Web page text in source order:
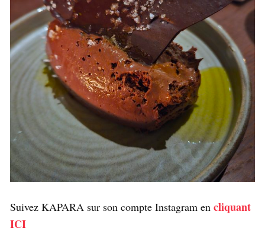
Suivez KAPARA sur son compte Instagram en cliquant
ICI